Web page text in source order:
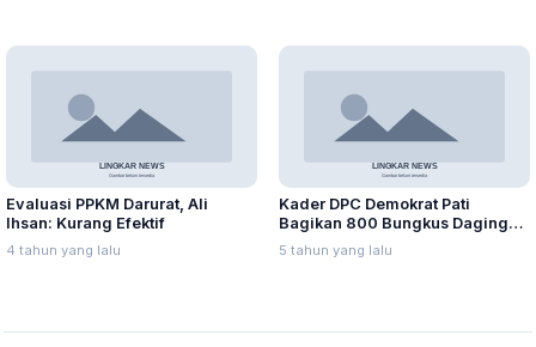
Evaluasi PPKM Darurat, Ali
Ihsan: Kurang Efektif
4 tahun yang lalu
Kader DPC Demokrat Pati
Bagikan 800 Bungkus Daging
Kurban Bagi Warga Isoman
5 tahun yang lalu